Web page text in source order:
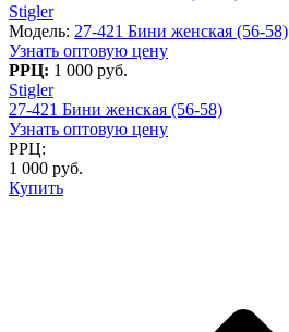
Stigler
Модель: 27-421 Бини женская (56-58)
Узнать оптовую цену
РРЦ: 1 000 руб.
Stigler
27-421 Бини женская (56-58)
Узнать оптовую цену
РРЦ:
1 000 руб.
Купить